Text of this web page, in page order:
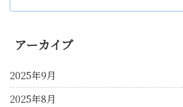
アーカイブ
2025年9月
2025年8月